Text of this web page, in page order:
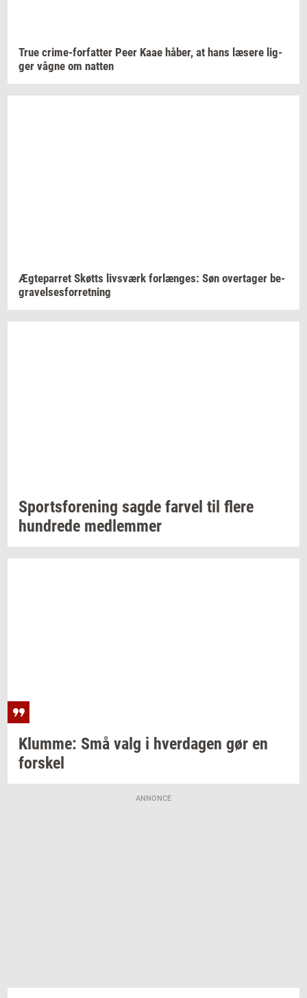
True crime-​forfatter Peer Kaae håber, at hans læ­se­re lig­
ger vågne om nat­ten
Æg­te­par­ret Skøtts livs­værk for­læn­ges: Søn over­ta­ger be­
gra­vel­ses­for­ret­ning
Sport­s­for­e­ning sagde far­vel til flere
hund­re­de med­lem­mer
Klum­me: Små valg i hver­da­gen gør en
for­skel
ANNONCE